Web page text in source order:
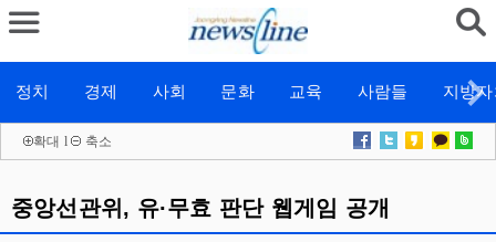
정치 경제 사회 문화 교육 사람들 지방
확대 l 축소
중앙선관위, 유·무효 판단 웹게임 공개